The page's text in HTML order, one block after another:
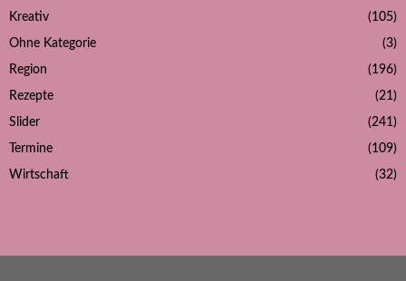
Kreativ (105)
Ohne Kategorie (3)
Region (196)
Rezepte (21)
Slider (241)
Termine (109)
Wirtschaft (32)